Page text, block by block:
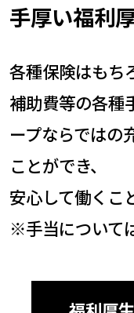
手厚い福利
各種保険はもち
補助費等の各種
ープならではの
ことができ、
安心して働くこ
※手当について